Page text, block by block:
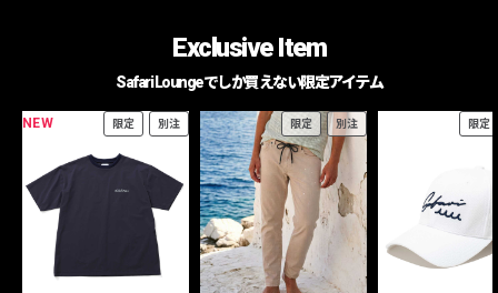
Exclusive Item
Safari Loungeでしか買えない限定アイテム
NEW 限定 別注 限定 別注 限定